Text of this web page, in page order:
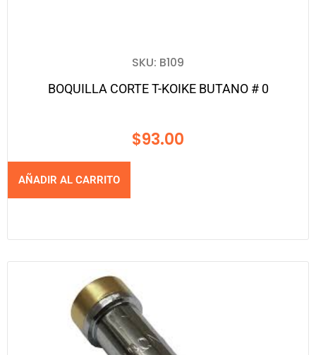
SKU: B109
BOQUILLA CORTE T-KOIKE BUTANO # 0
$93.00
AÑADIR AL CARRITO